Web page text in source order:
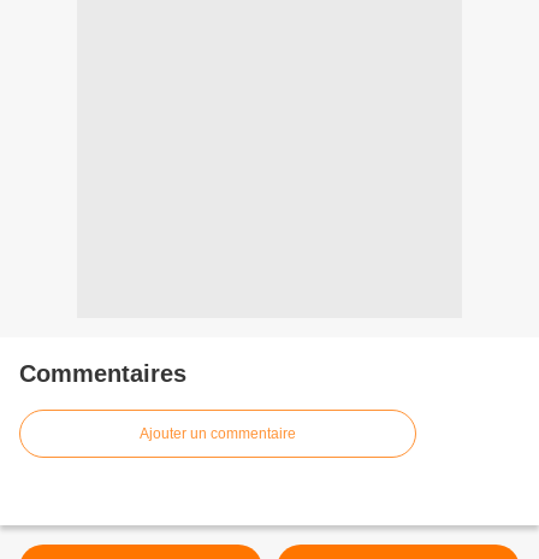
Commentaires
Ajouter un commentaire